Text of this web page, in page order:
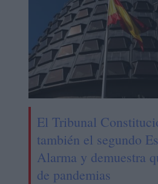
El Tribunal
también el segundo
Alarma y demuestra
de pandemias